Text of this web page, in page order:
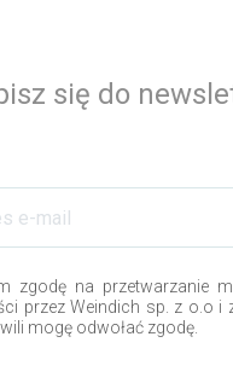
się do
zgodę na przetwarzanie
przez Weindich sp. z o.o i
mogę odwołać zgodę.